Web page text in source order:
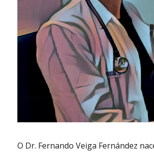
O Dr. Fernando Veiga Fernández